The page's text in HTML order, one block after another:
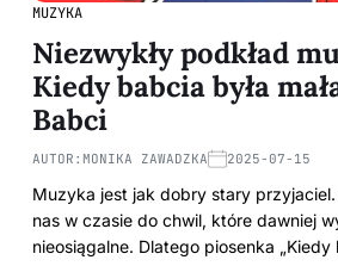
MUZYKA
Niezwykły podkład
Kiedy babcia była
Babci
AUTOR: MONIKA ZAWADZKA 2025-07-15
Muzyka jest jak dobry stary
nas w czasie do chwil, które dawniej
nieosiągalne. Dlatego piosenka „Kiedy